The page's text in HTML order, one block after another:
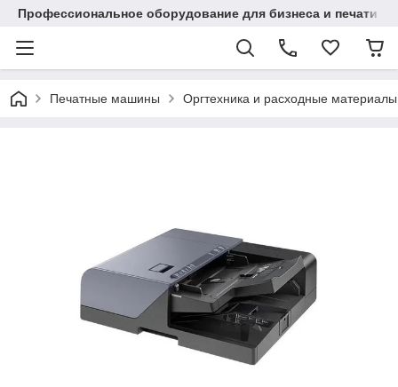
Профессиональное оборудование для бизнеса и печати в
Печатные машины Оргтехника и расходные материалы